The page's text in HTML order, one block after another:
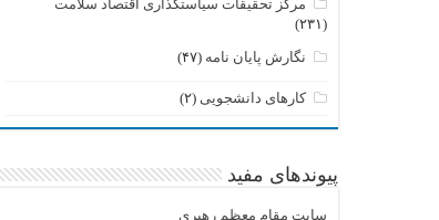
مرکز تحقیقات سیاستگذاری اقتصاد سلامت
(۲۳۱)
نگارش پایان نامه (۴۷)
کارهای دانشجویی (۲)
پیوندهای مفید
سایت مقام معظم رهبری